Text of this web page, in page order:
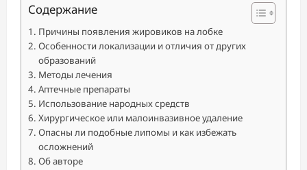
Содержание
Причины появления жировиков на лобке
Особенности локализации и отличия от других
образований
Методы лечения
Аптечные препараты
Использование народных средств
Хирургическое или малоинвазивное удаление
Опасны ли подобные липомы и как избежать
осложнений
Об авторе